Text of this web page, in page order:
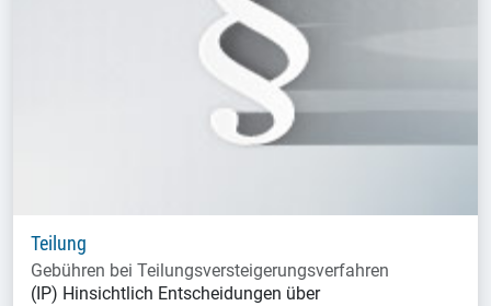
Teilung
Gebühren bei Teilungsversteigerungsverfahren
(IP) Hinsichtlich Entscheidungen über